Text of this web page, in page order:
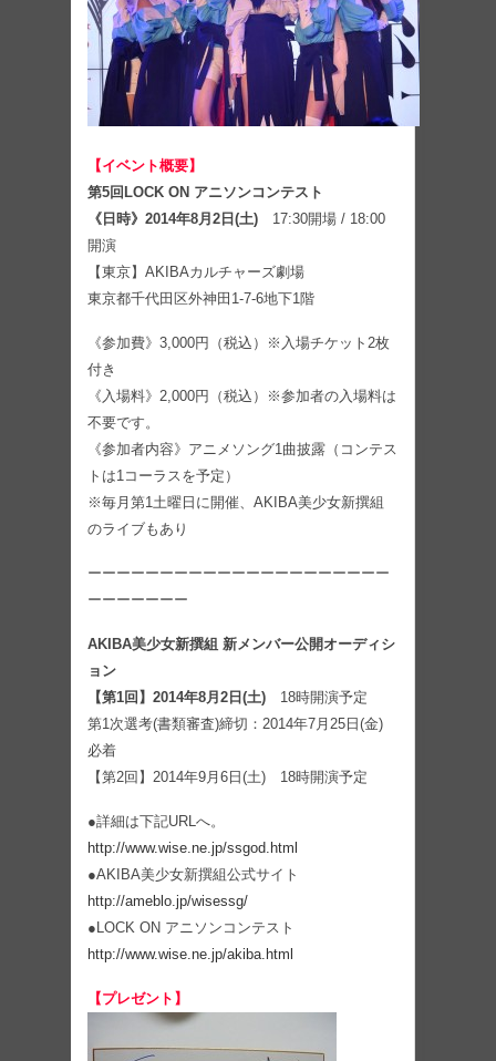
【イベント概要】
第5回LOCK ON アニソンコンテスト
《日時》2014年8月2日(土) 17:30開場 / 18:00
開演
【東京】AKIBAカルチャーズ劇場
東京都千代田区外神田1-7-6地下1階
《参加費》3,000円（税込）※入場チケット2枚
付き
《入場料》2,000円（税込）※参加者の入場料は
不要です。
《参加者内容》アニメソング1曲披露（コンテス
トは1コーラスを予定）
※毎月第1土曜日に開催、AKIBA美少女新撰組
のライブもあり
ーーーーーーーーーーーーーーーーーーーーー
ーーーーーーー
AKIBA美少女新撰組 新メンバー公開オーディシ
ョン
【第1回】2014年8月2日(土) 18時開演予定
第1次選考(書類審査)締切：2014年7月25日(金)
必着
【第2回】2014年9月6日(土) 18時開演予定
●詳細は下記URLへ。
http://www.wise.ne.jp/ssgod.html
●AKIBA美少女新撰組公式サイト
http://ameblo.jp/wisessg/
●LOCK ON アニソンコンテスト
http://www.wise.ne.jp/akiba.html
【プレゼント】